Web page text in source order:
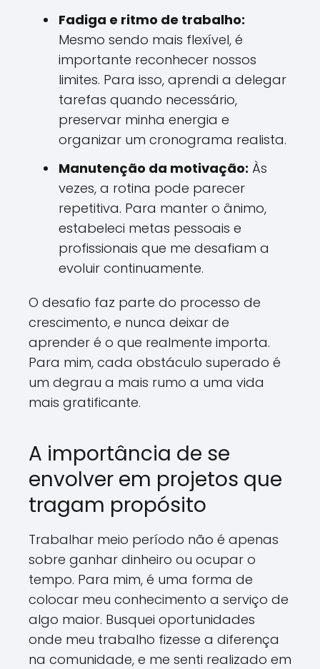
Fadiga e ritmo de trabalho:
Mesmo sendo mais flexível, é
importante reconhecer nossos
limites. Para isso, aprendi a delegar
tarefas quando necessário,
preservar minha energia e
organizar um cronograma realista.
Manutenção da motivação: Às
vezes, a rotina pode parecer
repetitiva. Para manter o ânimo,
estabeleci metas pessoais e
profissionais que me desafiam a
evoluir continuamente.
O desafio faz parte do processo de
crescimento, e nunca deixar de
aprender é o que realmente importa.
Para mim, cada obstáculo superado é
um degrau a mais rumo a uma vida
mais gratificante.
A importância de se
envolver em projetos que
tragam propósito
Trabalhar meio período não é apenas
sobre ganhar dinheiro ou ocupar o
tempo. Para mim, é uma forma de
colocar meu conhecimento a serviço de
algo maior. Busquei oportunidades
onde meu trabalho fizesse a diferença
na comunidade, e me senti realizado em